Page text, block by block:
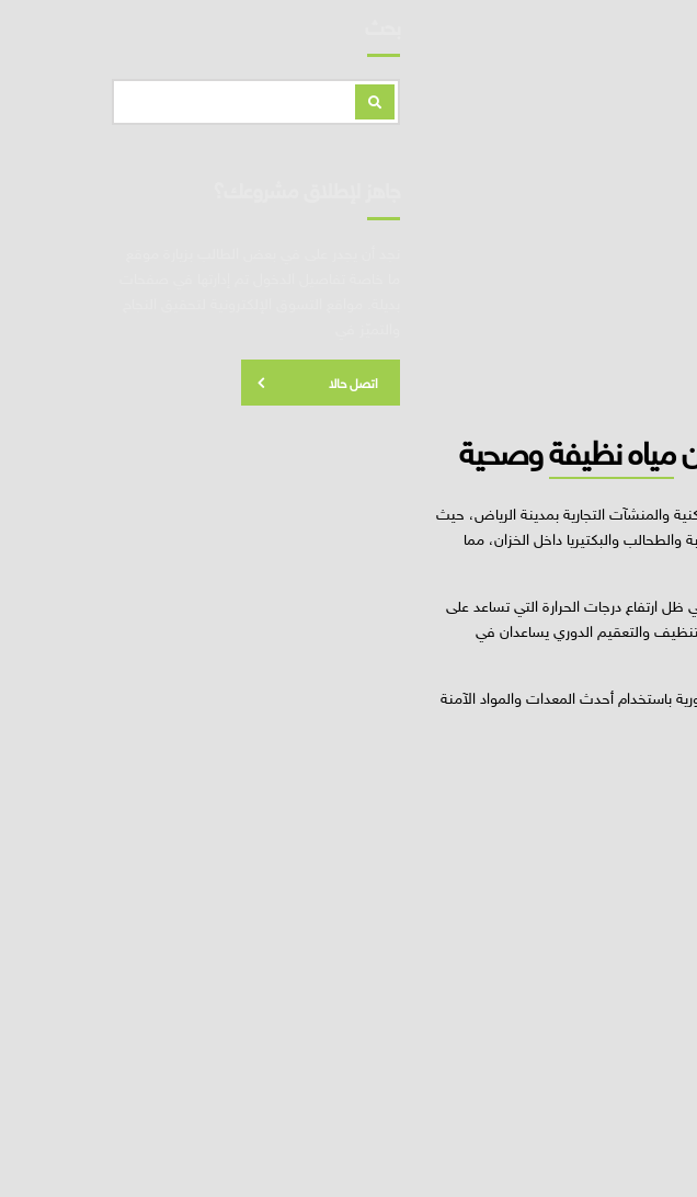
مياه نظيفةوصحية
والمنشآت التجارية بمدينة الرياض، حيث
والبكتيريا داخل الخزان، مما
ارتفاع درجات الحرارة التي تساعد على
والتعقيم الدوري يساعدان في
باستخدام أحدث المعدات والمواد الآمنة
اتصل حالا